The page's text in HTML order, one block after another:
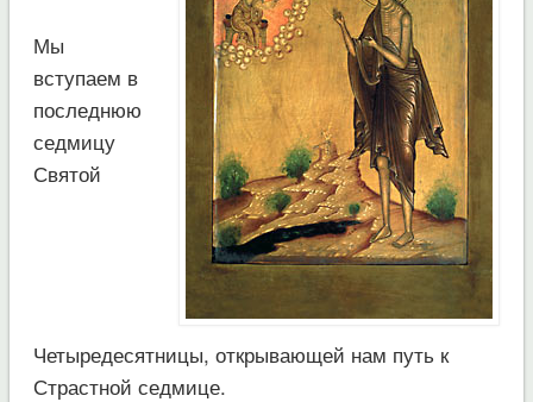
Мы
вступаем в
последнюю
седмицу
Святой
Четыредесятницы, открывающей нам путь к
Страстной седмице.